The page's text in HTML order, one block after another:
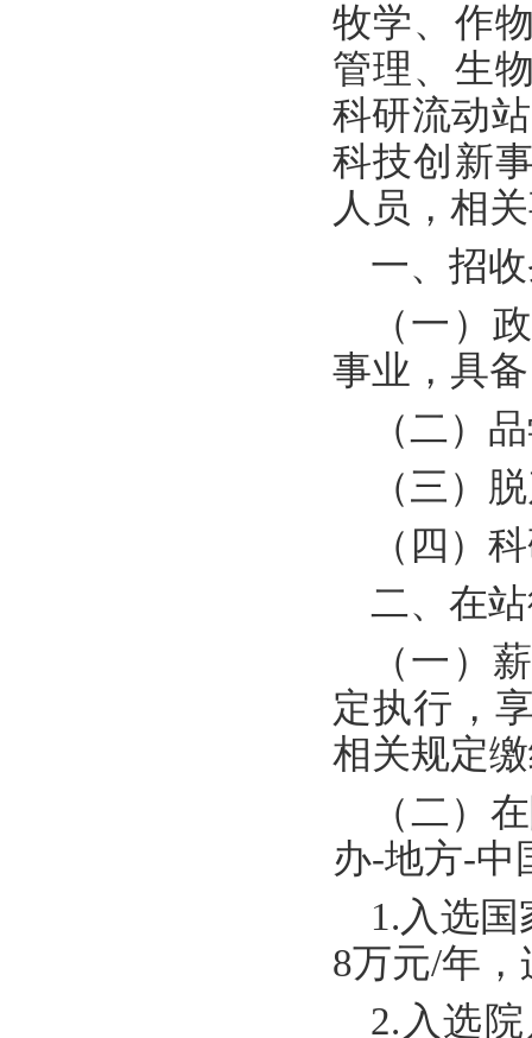
牧学、作
管理、生
科研流动
科技创新
人员，相
一、招
（一）
事业，具
（二）
（三）
（四）
二、在
（一）
定执行，
相关规定
（二）
办-地方-中
1.入选
8万元/年
2.入选